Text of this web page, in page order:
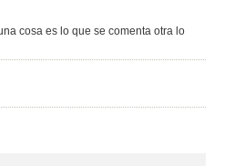
cosa es lo que se comenta otra lo